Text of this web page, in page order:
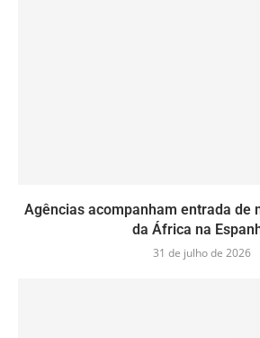
Agências acompanham entrada de
da África na
31 de julho de 2026